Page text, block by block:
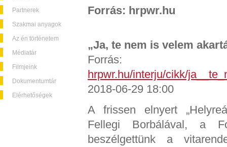
Partnerek
Szakmai anyagok
Az én történetem
Médiatár
Filmjeink
Dokumentumtár
Elérhetőségek
Forrás: hrpwr.hu
„Ja, te nem is velem
Forrás:
hrpwr.hu/interju/cikk/
2018-06-29 18:00
A frissen elnyert
Fellegi Borbálával, a
beszélgettünk a